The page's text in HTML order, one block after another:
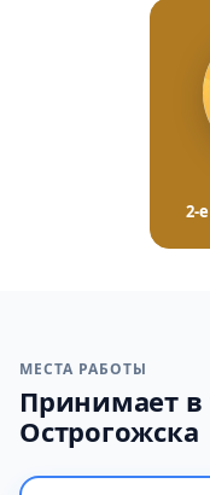
2-
МЕСТА РАБОТЫ
Принимает в
Острогожска